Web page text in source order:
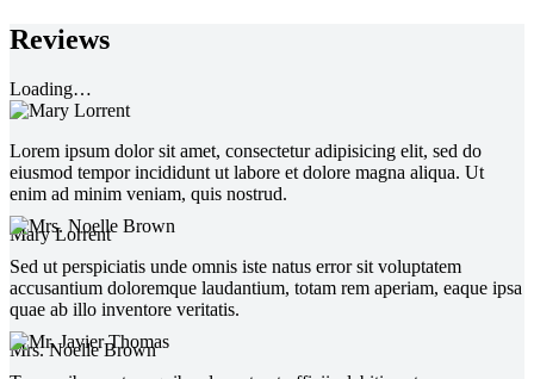
Reviews
Loading…
Lorem ipsum dolor sit amet, consectetur adipisicing elit, sed do
eiusmod tempor incididunt ut labore et dolore magna aliqua. Ut
enim ad minim veniam, quis nostrud.
Mary Lorrent
Sed ut perspiciatis unde omnis iste natus error sit voluptatem
accusantium doloremque laudantium, totam rem aperiam, eaque ipsa
quae ab illo inventore veritatis.
Mrs. Noelle Brown